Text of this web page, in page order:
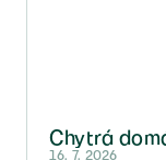
Chytrá
16. 7. 2026